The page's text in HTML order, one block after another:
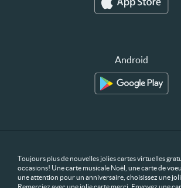
Android
Toujours plus de nouvelles jolies cartes virtuelles
occasions! Une carte musicale Noël, une carte de
une attention pour un anniversaire, choisissez une
Remerciez avec une jolie carte merci. Envoyez une